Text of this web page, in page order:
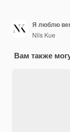
Nils Kue
Вам также